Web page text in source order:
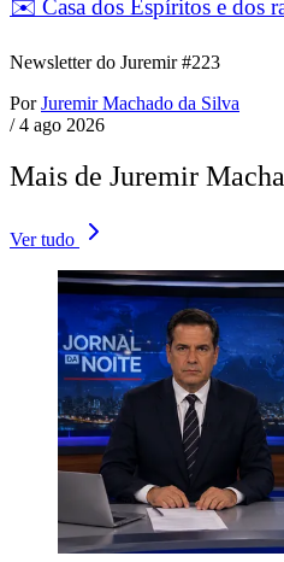
✉️ Casa dos Espíritos e dos
Newsletter do Juremir #223
Por Juremir Machado da Silva
/ 4 ago 2026
Mais de Juremir
Ver tudo